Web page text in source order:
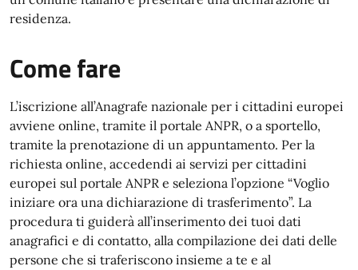
residenza.
Come fare
L’iscrizione all’Anagrafe nazionale per i cittadini europei
avviene online, tramite il portale ANPR, o a sportello,
tramite la prenotazione di un appuntamento. Per la
richiesta online, accedendi ai servizi per cittadini
europei sul portale ANPR e seleziona l’opzione “Voglio
iniziare ora una dichiarazione di trasferimento”. La
procedura ti guiderà all’inserimento dei tuoi dati
anagrafici e di contatto, alla compilazione dei dati delle
persone che si traferiscono insieme a te e al